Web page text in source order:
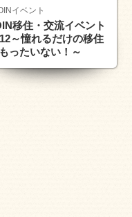
イベント
移住・交流イベント
～憧れるだけの移住
ったいない！～